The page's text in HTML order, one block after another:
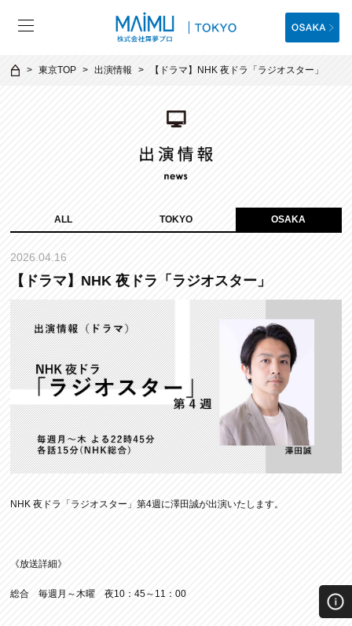
東京TOP 出演情報 【ドラマ】NHK 夜ドラ「ラジオスター」
ALL TOKYO OSAKA
2026.04.16
【ドラマ】NHK 夜ドラ「ラジオスター」
NHK 夜ドラ「ラジオスター」第4週に澤田誠が出演いたします。
《放送詳細》
総合 毎週月～木曜 夜10：45～11：00